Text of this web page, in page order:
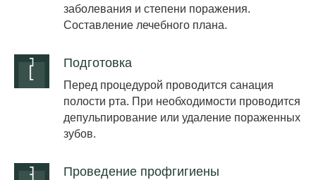
заболевания и степени поражения.
Составление лечебного плана.
Подготовка
Перед процедурой проводится санация
полости рта. При необходимости проводится
депульпирование или удаление пораженных
зубов.
Проведение профгигиены